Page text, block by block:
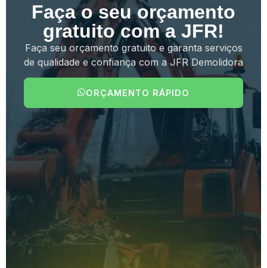
Faça o seu orçamento
gratuito com a JFR!
Faça seu orçamento gratuito e garanta serviços
de qualidade e confiança com a JFR Demolidora
ORÇAMENTO RÁPIDO